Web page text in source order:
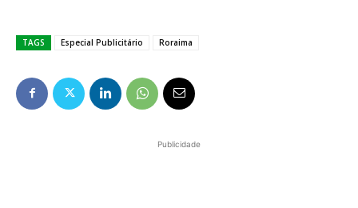
TAGS Especial Publicitário Roraima
Publicidade